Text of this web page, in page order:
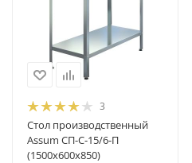
3
Стол производственный
Assum СП-С-15/6-П
(1500х600х850)